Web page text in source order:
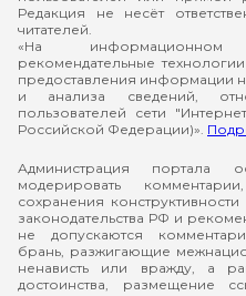
Редакция не несёт
читателей.
«На
рекомендательные
предоставления информации
и анализа сведений,
пользователей сети
Российской Федерации)».
Администрация портала
модерировать
сохранения
законодательства РФ и
не допускаются
брань, разжигающие
ненависть или вражду, а
достоинства, размещение